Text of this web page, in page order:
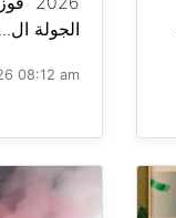
الجولة ال...
08:12 am